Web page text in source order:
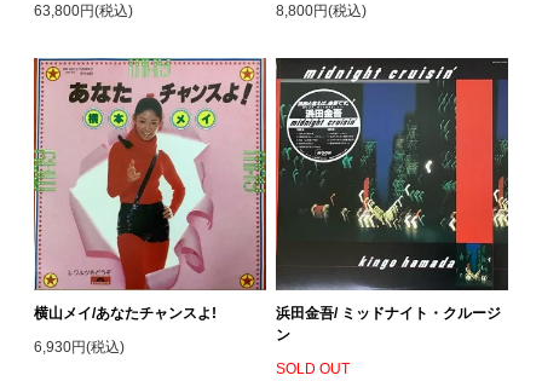
63,800円(税込)
8,800円(税込)
横山メイ/あなたチャンスよ!
6,930円(税込)
浜田金吾/ ミッドナイト・クルージ
ン
SOLD OUT